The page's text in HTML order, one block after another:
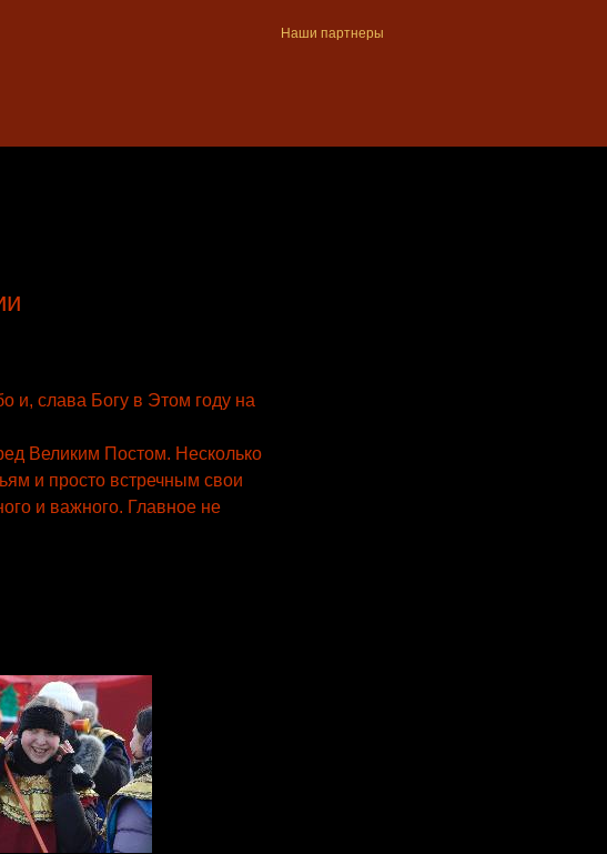
Наши партнеры
и, слава Богу в Этом году на
Великим Постом. Несколько
и просто встречным свои
и важного. Главное не